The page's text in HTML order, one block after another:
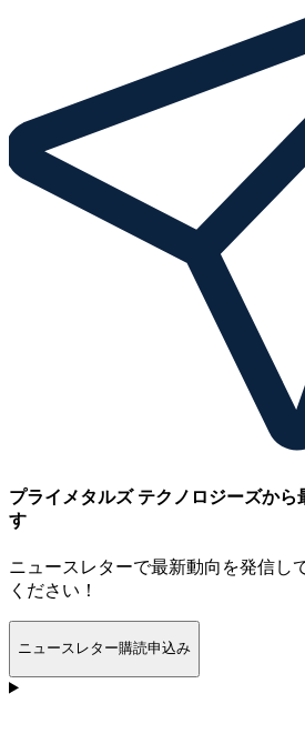
プライメタルズ テクノロジーズから
す
ニュースレターで最新動向を発信し
ください！
ニュースレター購読申込み